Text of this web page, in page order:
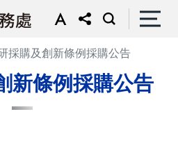
採購及創新條例採購公告
新條例採購公告